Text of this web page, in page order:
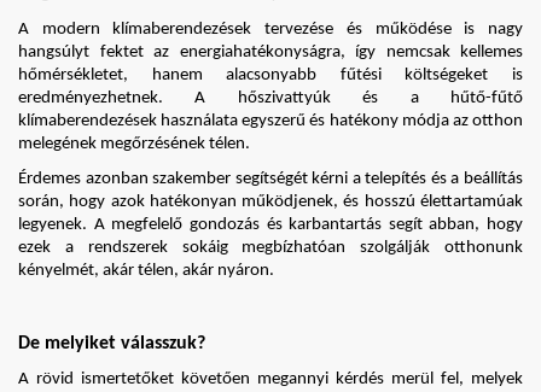
A modern klímaberendezések tervezése és működése is nagy
hangsúlyt fektet az energiahatékonyságra, így nemcsak kellemes
hőmérsékletet, hanem alacsonyabb fűtési költségeket is
eredményezhetnek. A hőszivattyúk és a hűtő-fűtő
klímaberendezések használata egyszerű és hatékony módja az otthon
melegének megőrzésének télen.
Érdemes azonban szakember segítségét kérni a telepítés és a beállítás
során, hogy azok hatékonyan működjenek, és hosszú élettartamúak
legyenek. A megfelelő gondozás és karbantartás segít abban, hogy
ezek a rendszerek sokáig megbízhatóan szolgálják otthonunk
kényelmét, akár télen, akár nyáron.
De melyiket válasszuk?
A rövid ismertetőket követően megannyi kérdés merül fel, melyek